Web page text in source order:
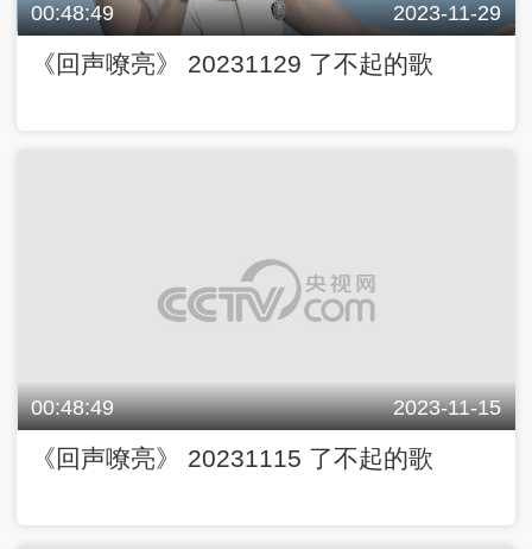
00:48:49 2023-11-29
《回声嘹亮》 20231129 了不起的歌
00:48:49 2023-11-15
《回声嘹亮》 20231115 了不起的歌